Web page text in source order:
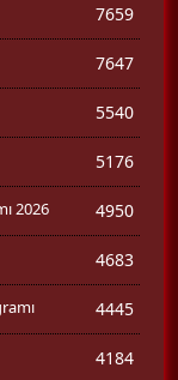
7659
7647
5540
5176
2026 4950
4683
4445
4184